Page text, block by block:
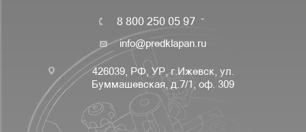
8 800 250 05 97
info@predklapan.ru
426039, РФ, УР, г.Ижевск, ул.
Буммашевская, д.7/1, оф. 309